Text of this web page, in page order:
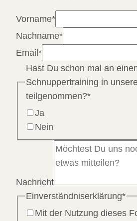
Vorname*
Nachname*
Email*
Hast Du schon mal an
Schnuppertraining in
teilgenommen?*
Ja
Nein
Nachricht
Einverständniserklärung*
Mit der Nutzung dieses